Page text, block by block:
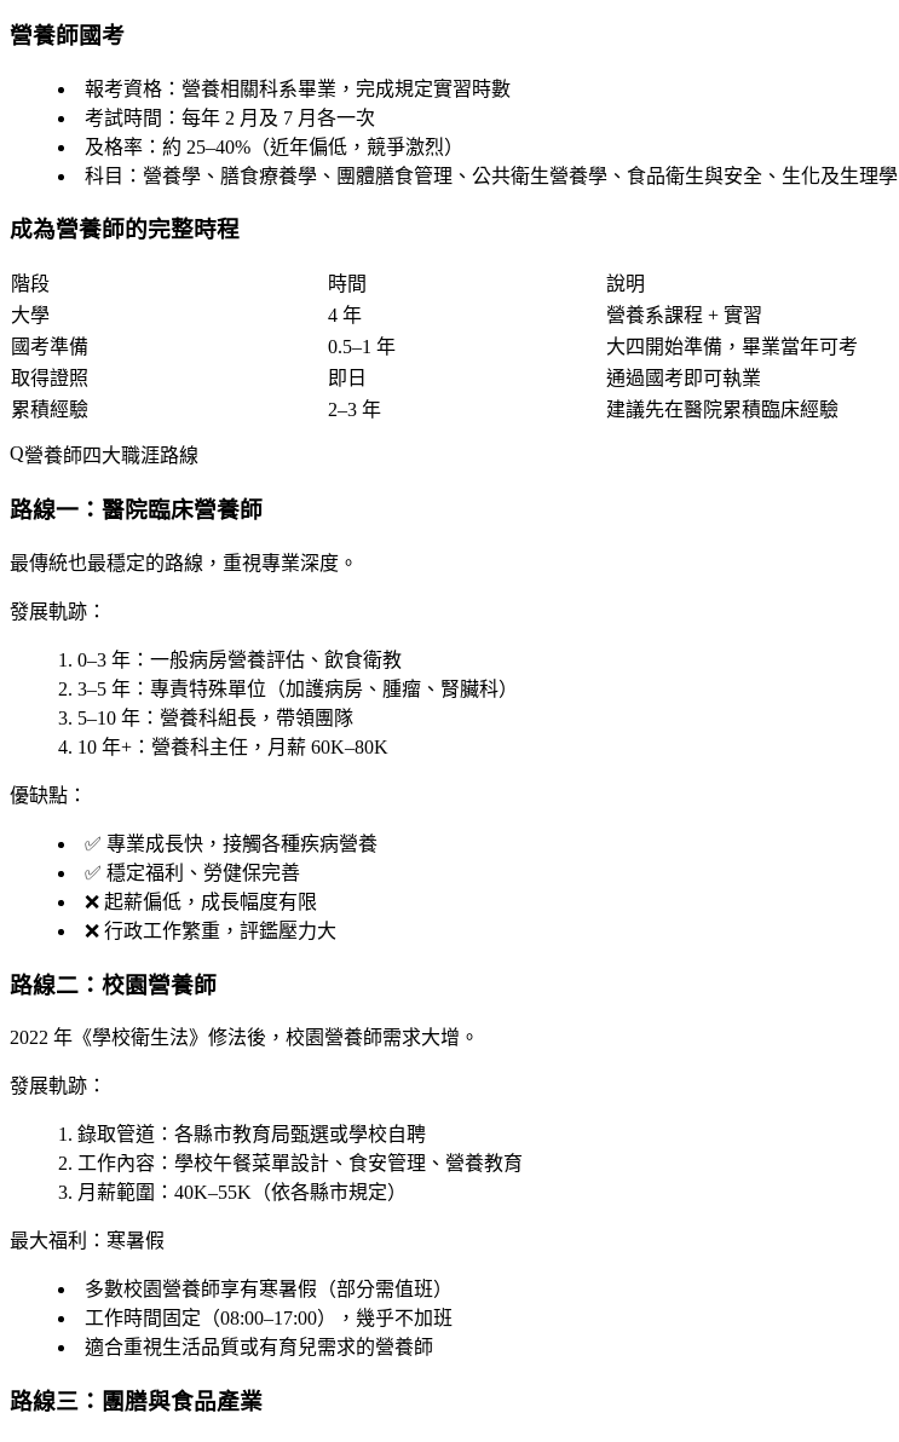
營養師國考
報考資格 ：營養相關科系畢業，完成規定實習時數
考試時間 ：每年 2 月及 7 月各一次
及格率 ：約 25–40%（近年偏低，競爭激烈）
科目 ：營養學、膳食療養學、團體膳食管理、公共衛生營養學、食品衛生與安全、生化及生理學
成為營養師的完整時程
階段 時間
說明
大學
4 年
營養系課程 + 實習
國考準備
0.5–1 年
大四開始準備，畢業當年可考
取得證照
即日
通過國考即可執業
累積經驗
2–3 年 建議先在醫院累積臨床經驗
營養師四大職涯路線
路線一：醫院臨床營養師
最傳統也最穩定的路線，重視專業深度。
發展軌跡：
0–3 年 ：一般病房營養評估、飲食衛教
3–5 年 ：專責特殊單位（加護病房、腫瘤、腎臟科）
5–10 年 ：營養科組長，帶領團隊
10 年+ ：營養科主任，月薪 60K–80K
優缺點：
✅ 專業成長快，接觸各種疾病營養
✅ 穩定福利、勞健保完善
❌ 起薪偏低，成長幅度有限
❌ 行政工作繁重，評鑑壓力大
路線二：校園營養師
2022 年《學校衛生法》修法後，校園營養師需求大增。
發展軌跡：
錄取管道 ：各縣市教育局甄選或學校自聘
工作內容 ：學校午餐菜單設計、食安管理、營養教育
月薪範圍 ：40K–55K（依各縣市規定）
最大福利：寒暑假
多數校園營養師享有寒暑假（部分需值班）
工作時間固定（08:00–17:00），幾乎不加班
適合重視生活品質或有育兒需求的營養師
路線三：團膳與食品產業